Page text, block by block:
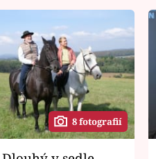
8 fotografií